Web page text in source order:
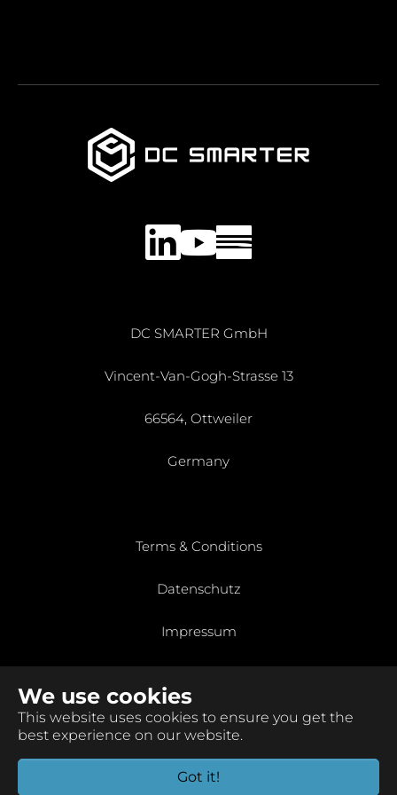
We use cookies
This website uses cookies to ensure you get the
best experience on our website.
Got it!
LinkedInYouTube
DC SMARTER GmbH
Vincent-Van-Gogh-Strasse 13
66564, Ottweiler
Germany
Copyright © 2026 DC SMARTER GmbH. All Rights
Reserved.
Terms & Conditions
Datenschutz
Impressum